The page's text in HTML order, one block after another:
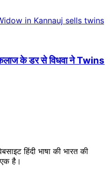
के डर से विधवा ने Twins
हिंदी भाषा की भारत की
है।